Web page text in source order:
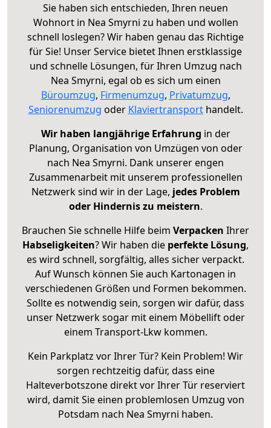
Sie haben sich entschieden, Ihren neuen
Wohnort in Nea Smyrni zu haben und wollen
schnell loslegen? Wir haben genau das Richtige
für Sie! Unser Service bietet Ihnen erstklassige
und schnelle Lösungen, für Ihren Umzug nach
Nea Smyrni, egal ob es sich um einen
Büroumzug, Firmenumzug, Privatumzug,
Seniorenumzug oder Klaviertransporthandelt.
Wir haben langjährige Erfahrung in der
Planung, Organisation von Umzügen von oder
nach Nea Smyrni. Dank unserer engen
Zusammenarbeit mit unserem professionellen
Netzwerk sind wir in der Lage, jedes Problem
oder Hindernis zu meistern.
Brauchen Sie schnelle Hilfe beim Verpacken Ihrer
Habseligkeiten? Wir haben die perfekte Lösung,
es wird schnell, sorgfältig, alles sicher verpackt.
Auf Wunsch können Sie auch Kartonagen in
verschiedenen Größen und Formen bekommen.
Sollte es notwendig sein, sorgen wir dafür, dass
unser Netzwerk sogar mit einem Möbellift oder
einem Transport-Lkw kommen.
Kein Parkplatz vor Ihrer Tür? Kein Problem! Wir
sorgen rechtzeitig dafür, dass eine
Halteverbotszone direkt vor Ihrer Tür reserviert
wird, damit Sie einen problemlosen Umzug von
Potsdam nach Nea Smyrni haben.